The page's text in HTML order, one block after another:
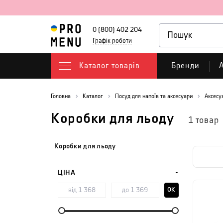
0 (800) 402 204
Графік роботи
Каталог товарів Бренди
Головна Каталог Посуд для напоїв та аксесуари
Коробки для льоду 1 товар
Коробки для льоду
ЦІНА
OK